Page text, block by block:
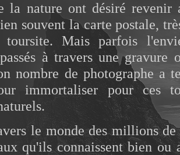
la nature ont désiré revenir
souvent la carte postale,
toursite. Mais parfois
à travers une gravure
nombre de photographe a
immortaliser pour ces
le monde des millions
qu'ils connaissent bien ou